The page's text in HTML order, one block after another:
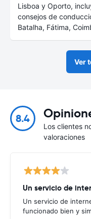
Lisboa y Oporto,
consejos de
Batalha, Fátima,
Ver
8.4
Los clientes
valoraciones
Un servicio de
Un servicio de
funcionado bien y